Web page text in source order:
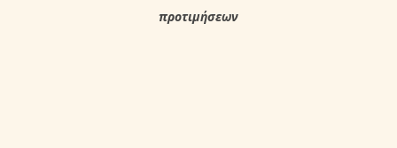
προτιμήσεων